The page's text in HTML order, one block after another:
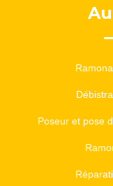
Poseur et pose